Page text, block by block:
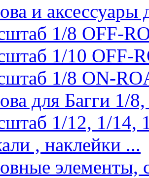
и
1/8 OFF-
1/10 OFF-
1/8 ON-
для Багги 1/
1/12, 1/14,
, наклейки ...
элементы,